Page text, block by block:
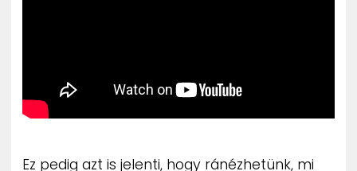
Ez pedig azt is jelenti, hogy ránézhetünk, mi